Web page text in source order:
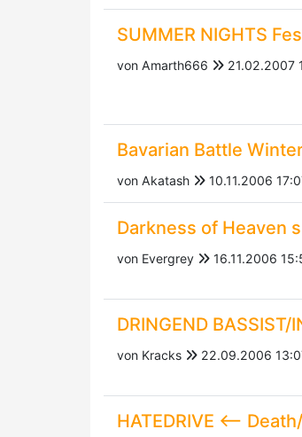
SUMMER NIGHTS
von Amarth666 21.02.2007
Bavarian Battle
von Akatash 10.11.2006
Darkness of Heaven
von Evergrey 16.11.2006
DRINGEND
von Kracks 22.09.2006
HATEDRIVE <--